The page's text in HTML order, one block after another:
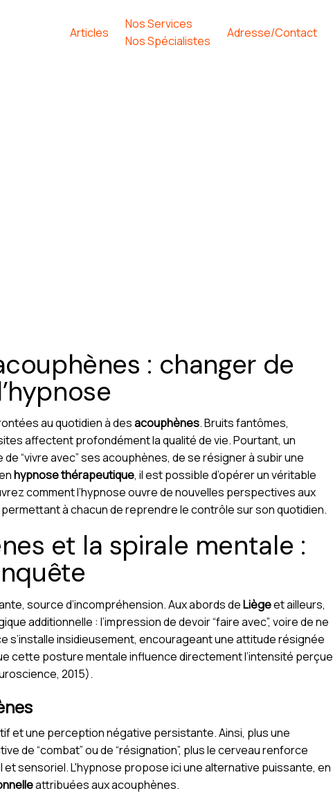
Articles
Nos Services
Nos Spécialistes
Adresse/Contact
: changer de
au quotidien à desacouphènes. Bruits fantômes,
affectent profondément la qualité de vie. Pourtant, un
“vivre avec” ses acouphènes, de se résigner à subir une
hypnose thérapeutique, il est possible d’opérer un véritable
comment l’hypnose ouvre de nouvelles perspectives aux
à chacun de reprendre le contrôle sur son quotidien.
et la spirale mentale :
source d’incompréhension. Aux abords deLiègeet ailleurs,
additionnelle : l’impression de devoir “faire avec”, voire de ne
insidieusement, encourageant une attitude résignée
cette posture mentale influence directement l’intensité perçue
2015).
et une perception négative persistante. Ainsi, plus une
de “combat” ou de “résignation”, plus le cerveau renforce
sensoriel. L'hypnose propose ici une alternative puissante, en
attribuées aux acouphènes.